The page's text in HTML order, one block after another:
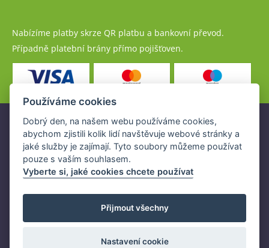
Nabízíme platby skrze QR platbu a bankovní převod.
Případně platební brány přímo pojišťoven.
Pojistné produkty jsou nabízeny společností
www.POJISTENI.cz, a.s. na základě platné licence České
národní banky (ČNB).
Licence ČNB umožňuje www.POJISTENI.cz, a.s. poskytovat
Používáme cookies
Dobrý den, na našem webu používáme cookies,
abychom zjistili kolik lidí navštěvuje webové stránky a
jaké služby je zajímají. Tyto soubory můžeme používat
pouze s vaším souhlasem.
Vyberte si, jaké cookies chcete používat
Přijmout všechny
Nastavení cookie